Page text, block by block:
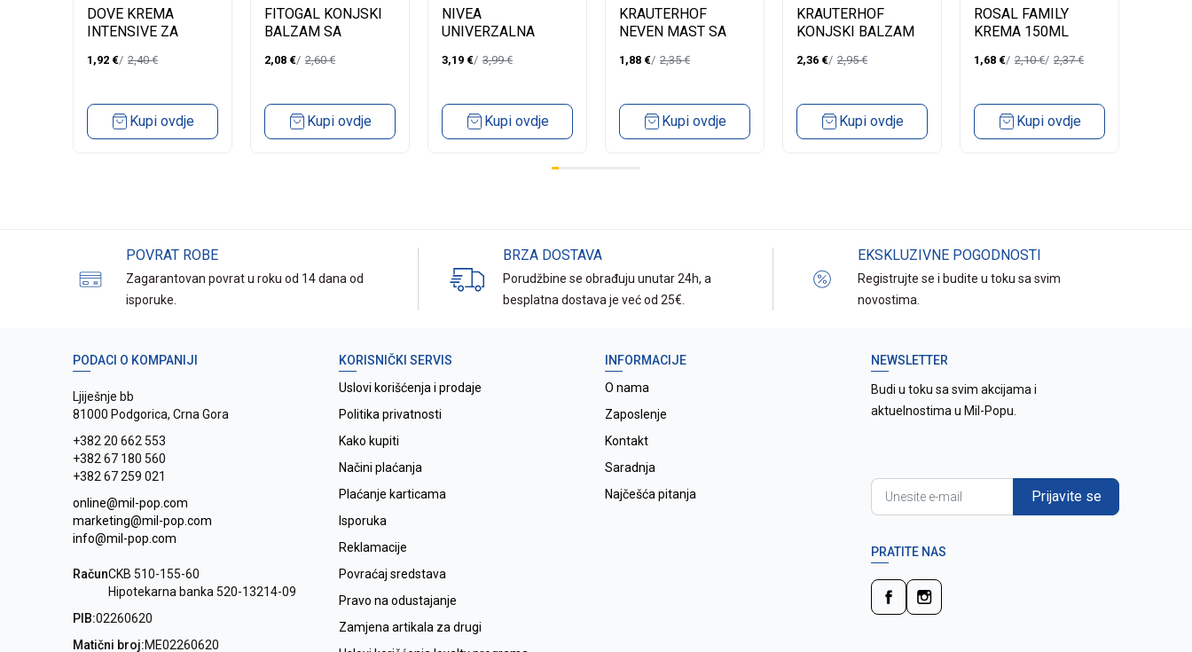
TIJELO
DOVE KREMA
INTENSIVE ZA
1,92 € 2,40€
Kupi ovdje
TIJELO
FITOGAL KONJSKI
BALZAM SA
ZAGRIJAVANJA
2,08 € 2,60€
Kupi ovdje
TIJELO
NIVEA
UNIVERZALNA
3,19 € 3,99€
Kupi ovdje
TIJELO
KRAUTERHOF
NEVEN MAST SA
1,88 € 2,35€
Kupi ovdje
TIJELO
KRAUTERHOF
KONJSKI BALZAM
2,36 € 2,95€
Kupi ovdje
TIJELO
ROSAL FAMILY
KREMA 150ML
1,68 € 2,10€ 2,37€
Kupi ovdje
POVRAT ROBE
Zagarantovan povrat u roku od 14 dana od
isporuke.
BRZA DOSTAVA
Porudžbine se obrađuju unutar 24h, a
besplatna dostava je već od 25€.
EKSKLUZIVNE POGODNOSTI
Registrujte se i budite u toku sa svim
novostima.
PODACI O KOMPANIJI
Ljiješnje bb
81000 Podgorica, Crna Gora
+382 20 662 553
+382 67 180 560
+382 67 259 021
online@mil-pop.com
marketing@mil-pop.com
info@mil-pop.com
RačunCKB 510-155-60
Hipotekarna banka 520-13214-09
PIB:02260620
Matični broj:ME02260620
KORISNIČKI SERVIS
Uslovi korišćenja i prodaje
Politika privatnosti
Kako kupiti
Načini plaćanja
Plaćanje karticama
Isporuka
Reklamacije
Povraćaj sredstava
Pravo na odustajanje
Zamjena artikala za drugi
INFORMACIJE
O nama
Zaposlenje
Kontakt
Saradnja
Najčešća pitanja
NEWSLETTER
Budi u toku sa svim akcijama i
aktuelnostima u Mil-Popu.
Prijavite se
PRATITE NAS